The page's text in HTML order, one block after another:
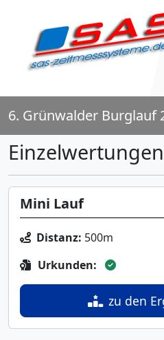
6. Grünwalder Burglauf
Einzelwertungen
Mini Lauf
Distanz: 500m
Urkunden:
zu den